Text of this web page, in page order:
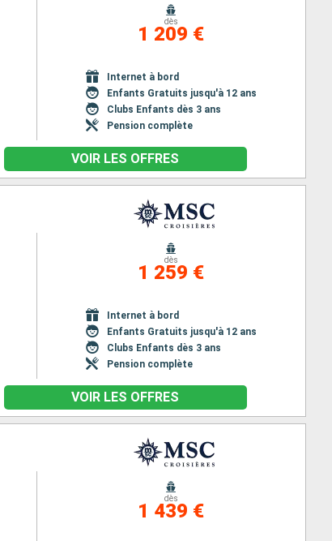
dès
1 209 €
Internet à bord
Enfants Gratuits jusqu'à 12 ans
Clubs Enfants dès 3 ans
Pension complète
VOIR LES OFFRES
dès
1 259 €
Internet à bord
Enfants Gratuits jusqu'à 12 ans
Clubs Enfants dès 3 ans
Pension complète
VOIR LES OFFRES
dès
1 439 €